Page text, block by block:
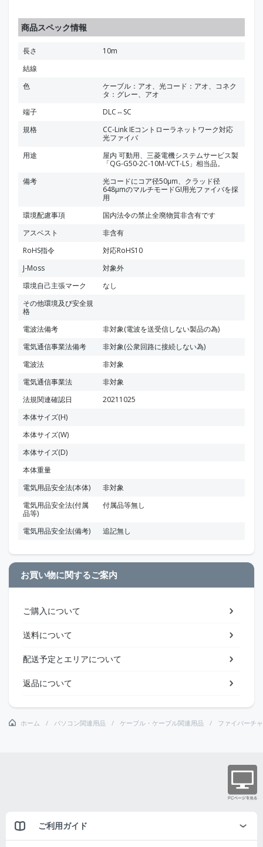
商品スペック情報
長さ
10m
結線
色
ケーブル：アオ、光コード：アオ、コネク
タ：グレー、アオ
端子
DLC⇔SC
規格
CC-Link IEコントローラネットワーク対応
光ファイバ
用途
屋内 可動用、三菱電機システムサービス製
「QG-G50-2C-10M-VCT-LS」相当品。
備考
光コードにコア径50μm、クラッド径
648μmのマルチモードGI用光ファイバを採
用
環境配慮事項
国内法令の禁止全廃物質非含有です
アスベスト
非含有
RoHS指令
対応RoHS10
J-Moss
対象外
環境自己主張マーク
なし
その他環境及び安全規
格
電波法備考
非対象(電波を送受信しない製品の為)
電気通信事業法備考
非対象(公衆回路に接続しない為)
電波法
非対象
電気通信事業法
非対象
法規関連確認日
20211025
本体サイズ(H)
本体サイズ(W)
本体サイズ(D)
本体重量
電気用品安全法(本体)
非対象
電気用品安全法(付属
品等)
付属品等無し
電気用品安全法(備考) 追記無し
お買い物に関するご案内
ご購入について
送料について
配送予定とエリアについて
返品について
ホーム パソコン関連用品 ケーブル・ケーブル関連用品 ファイバーチ
ご利用ガイド